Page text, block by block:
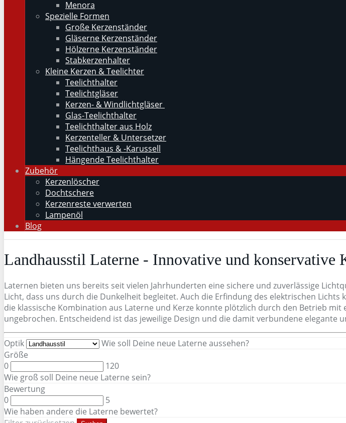
Menora
Spezielle Formen
Große Kerzenständer
Gläserne Kerzenständer
Hölzerne Kerzenständer
Stabkerzenhalter
Kleine Kerzen & Teelichter
Teelichthalter
Teelichtgläser
Kerzen- & Windlichtgläser
Glas-Teelichthalter
Teelichthalter aus Holz
Kerzenteller & Untersetzer
Teelichthaus & -Karussell
Hängende Teelichthalter
Zubehör
Kerzenlöscher
Dochtschere
Kerzenreste verwerten
Lampenöl
Blog
Landhausstil Laterne - Innovative und konservative
Laternen bieten uns bereits seit vielen Jahrhunderten eine sichere und zuverlässige
Licht, dass uns durch die Dunkelheit begleitet. Auch die Erfindung des elektrischen
die klassische Kombination aus Laterne und Kerze konnte plötzlich durch den Betrieb
ungebrochen. Entscheidend ist das jeweilige Design und die damit verbundene elegante
Optik
Wie soll Deine neue Laterne aussehen?
Größe
0
120
Wie groß soll Deine neue Laterne sein?
Bewertung
0
5
Wie haben andere die Laterne bewertet?